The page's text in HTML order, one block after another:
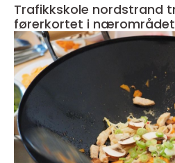
Trafikkskole nordstrand trygg vei til
førerkortet i nærområdet